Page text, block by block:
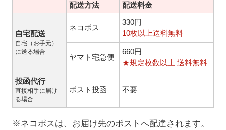
配送方法 配送料金
自宅配送
自宅（お手元）
に送る場合
ネコポス
330円
10枚以上送料無料
ヤマト宅急便
660円
★規定枚数以上 送料無料
投函代行
直接相手に届け
る場合
ポスト投函 不要
※ネコポスは、お届け先のポストへ配達されます。